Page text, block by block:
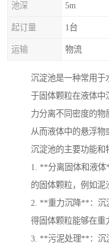
池深 5m
起订量 1台
运输 物流
沉淀池是一种常用于
于固体颗粒在液体中
力分离不同密度的物
从而液体中的悬浮物
沉淀池的主要功能和
1. **分离固体和液
的固体颗粒，例如泥
2. **重力沉降**：沉
得固体颗粒能够在重
3. **污泥处理**：沉